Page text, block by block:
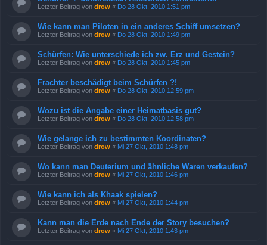
Letzter Beitrag von drow « Do 28 Okt, 2010 1:51 pm
Wie kann man Piloten in ein anderes Schiff umsetzen?
Letzter Beitrag von drow « Do 28 Okt, 2010 1:49 pm
Schürfen: Wie unterschiede ich zw. Erz und Gestein?
Letzter Beitrag von drow « Do 28 Okt, 2010 1:45 pm
Frachter beschädigt beim Schürfen ?!
Letzter Beitrag von drow « Do 28 Okt, 2010 12:59 pm
Wozu ist die Angabe einer Heimatbasis gut?
Letzter Beitrag von drow « Do 28 Okt, 2010 12:58 pm
Wie gelange ich zu bestimmten Koordinaten?
Letzter Beitrag von drow « Mi 27 Okt, 2010 1:48 pm
Wo kann man Deuterium und ähnliche Waren verkaufen?
Letzter Beitrag von drow « Mi 27 Okt, 2010 1:46 pm
Wie kann ich als Khaak spielen?
Letzter Beitrag von drow « Mi 27 Okt, 2010 1:44 pm
Kann man die Erde nach Ende der Story besuchen?
Letzter Beitrag von drow « Mi 27 Okt, 2010 1:43 pm